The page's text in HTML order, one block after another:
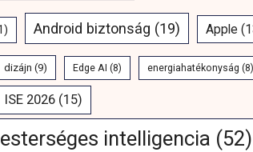
Android biztonság (19) Apple
dizájn (9) Edge AI (8) energiahatékonyság (8)
ISE 2026 (15)
intelligencia (52)